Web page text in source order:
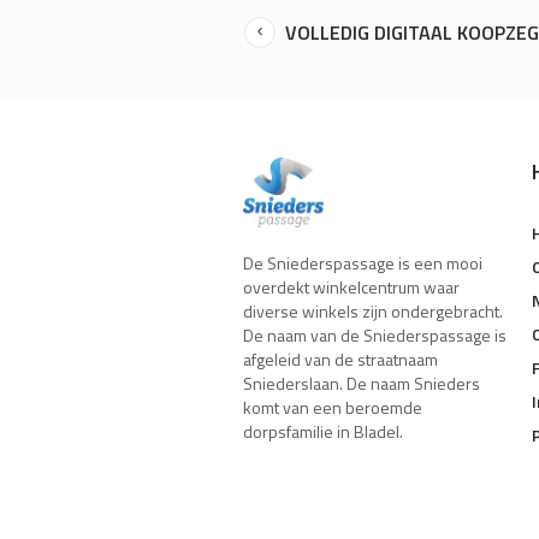
VOLLEDIG DIGITAAL
De Sniederspassage is een mooi
overdekt winkelcentrum waar
diverse winkels zijn ondergebracht.
De naam van de Sniederspassage is
afgeleid van de straatnaam
Sniederslaan. De naam Snieders
komt van een beroemde
dorpsfamilie in Bladel.